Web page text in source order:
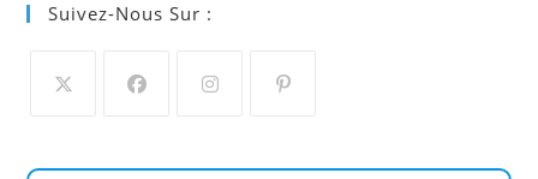
Suivez-Nous Sur :
dans
dans
dans
dans